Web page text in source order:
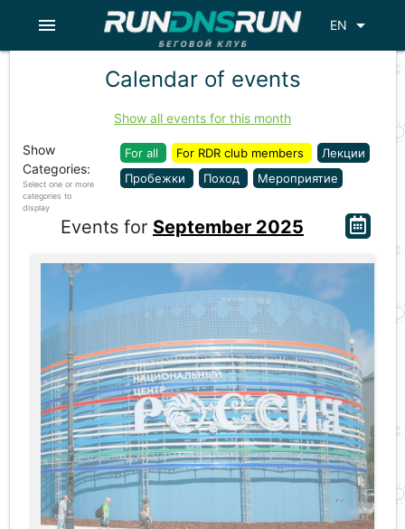
EN arrow_drop_down
menu
Calendar of events
Show all events for this month
Show
Categories:
Select one or more
categories to
display
For all For RDR club members
Лекции
Пробежки
Поход Мероприятие
Events for September 2025